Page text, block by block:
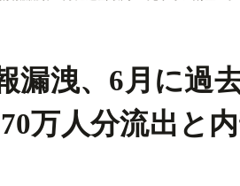
漏洩、6月に過
万人分流出と